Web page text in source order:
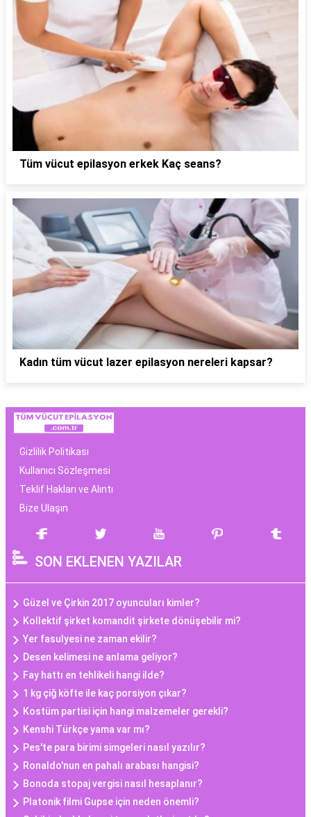
Tüm vücut epilasyon erkek Kaç seans?
Kadın tüm vücut lazer epilasyon nereleri kapsar?
Gizlilik Politikası
Kullanıcı Sözleşmesi
Teklif Hakları ve Alıntı
Bize Ulaşın
SON EKLENEN YAZILAR
Güzel ve Çirkin 2017 oyuncuları kimler?
Kollektif şirket komandit şirkete dönüşebilir mi?
Yer fasulyesi ne zaman ekilir?
Desen kelimesi ne anlama geliyor?
Fay hattı en tehlikeli hangi ilde?
1 kg çiğ köfte ile kaç porsiyon çıkar?
Kostüm partisi için hangi malzemeler gerekli?
Kenshi Türkçe yama var mı?
Pes'te para birimi simgeleri nasıl yazılır?
Ronaldo'nun en pahalı arabası hangisi?
Bonoda stopaj vergisi nasıl hesaplanır?
Platonik filmi Gupse için neden önemli?